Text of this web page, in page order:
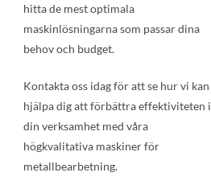
hitta de mest optimala
maskinlösningarna som passar dina
behov och budget.
Kontakta oss idag för att se hur vi kan
hjälpa dig att förbättra effektiviteten i
din verksamhet med våra
högkvalitativa maskiner för
metallbearbetning.